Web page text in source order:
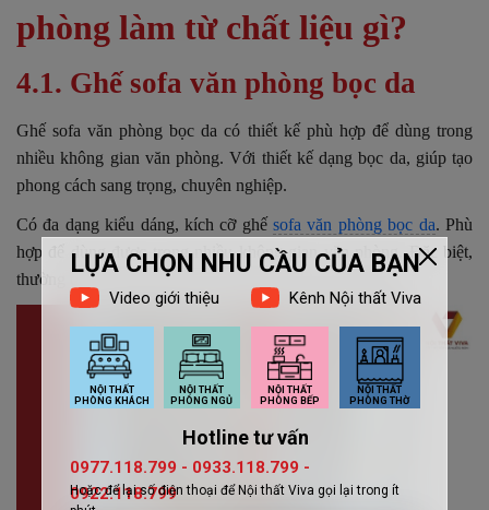
phòng làm từ chất liệu gì?
4.1. Ghế sofa văn phòng bọc da
Ghế sofa văn phòng bọc da có thiết kế phù hợp để dùng trong
nhiều không gian văn phòng. Với thiết kế dạng bọc da, giúp tạo
phong cách sang trọng, chuyên nghiệp.
Có đa dạng kiểu dáng, kích cỡ ghếsofa văn phòng bọc da. Phù
hợp để dùng được trong nhiều không gian văn phòng. Đặc biệt,
thường đặt trong phòng họp, phòng chờ, khu tiếp khách.